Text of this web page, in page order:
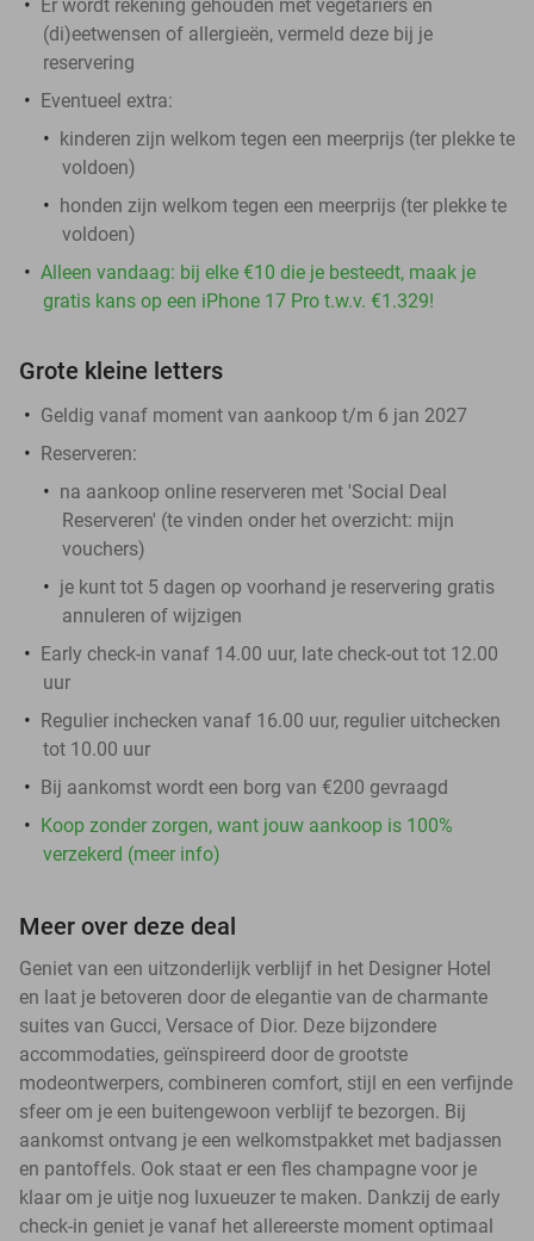
Er wordt rekening gehouden met vegetariërs en
(di)eetwensen of allergieën, vermeld deze bij je
reservering
Eventueel extra:
kinderen zijn welkom tegen een meerprijs (ter plekke te
voldoen)
honden zijn welkom tegen een meerprijs (ter plekke te
voldoen)
Alleen vandaag: bij elke €10 die je besteedt, maak je
gratis kans op een iPhone 17 Pro t.w.v. €1.329!
Grote kleine letters
Geldig vanaf moment van aankoop t/m 6 jan 2027
Reserveren:
na aankoop online reserveren met 'Social Deal
Reserveren' (te vinden onder het overzicht: mijn
vouchers)
je kunt tot 5 dagen op voorhand je reservering gratis
annuleren of wijzigen
Early check-in vanaf 14.00 uur, late check-out tot 12.00
uur
Regulier inchecken vanaf 16.00 uur, regulier uitchecken
tot 10.00 uur
Bij aankomst wordt een borg van €200 gevraagd
Koop zonder zorgen, want jouw aankoop is 100%
verzekerd (meer info)
Meer over deze deal
Geniet van een uitzonderlijk verblijf in het Designer Hotel
en laat je betoveren door de elegantie van de charmante
suites van Gucci, Versace of Dior. Deze bijzondere
accommodaties, geïnspireerd door de grootste
modeontwerpers, combineren comfort, stijl en een verfijnde
sfeer om je een buitengewoon verblijf te bezorgen. Bij
aankomst ontvang je een welkomstpakket met badjassen
en pantoffels. Ook staat er een fles champagne voor je
klaar om je uitje nog luxueuzer te maken. Dankzij de early
check-in geniet je vanaf het allereerste moment optimaal